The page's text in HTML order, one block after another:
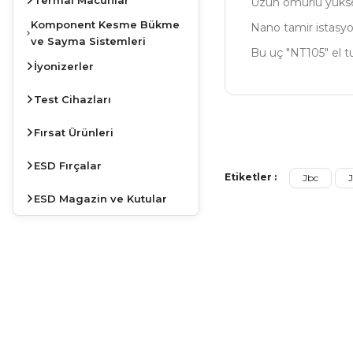
Komponent Kesme Bükme
ve Sayma Sistemleri
İyonizerler
Test Cihazları
Fırsat Ürünleri
ESD Fırçalar
ESD Magazin ve Kutular
Nano tamir
Bu uç "NT105" el
Ürün resmi
Etiketler : Jbc